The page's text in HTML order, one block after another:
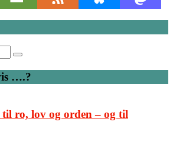
….?
til ro, lov og orden – og til